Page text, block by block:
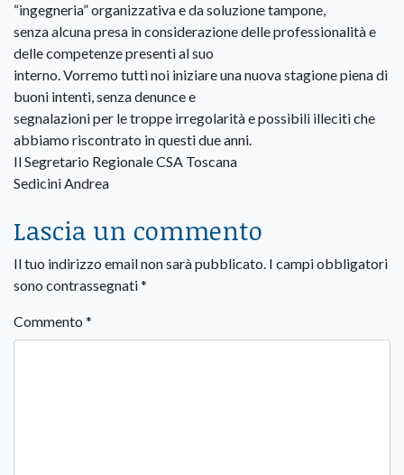
“ingegneria” organizzativa e da soluzione tampone,
senza alcuna presa in considerazione delle professionalità e
delle competenze presenti al suo
interno. Vorremo tutti noi iniziare una nuova stagione piena di
buoni intenti, senza denunce e
segnalazioni per le troppe irregolarità e possibili illeciti che
abbiamo riscontrato in questi due anni.
Il Segretario Regionale CSA Toscana
Sedicini Andrea
Lascia un commento
Il tuo indirizzo email non sarà pubblicato. I campi obbligatori
sono contrassegnati*
Commento *